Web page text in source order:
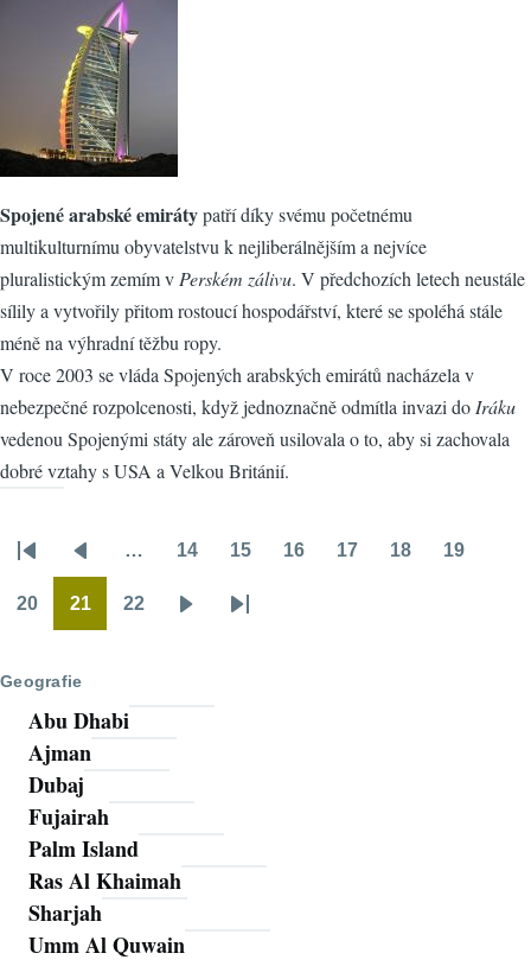
Spojené arabské emirátypatří díky svému početnému
multikulturnímu obyvatelstvu k nejliberálnějším a nejvíce
pluralistickým zemím v Perském zálivu. V předchozích letech neustále
sílily a vytvořily přitom rostoucí hospodářství, které se spoléhá stále
méně na výhradní těžbu ropy.
V roce 2003 se vláda Spojených arabských emirátů nacházela v
nebezpečné rozpolcenosti, když jednoznačně odmítla invazi do Iráku
vedenou Spojenými státy ale zároveň usilovala o to, aby si zachovala
dobré vztahy s USA a Velkou Británií.
Pagination
First
page
Předchozí
stránka
… 14 15 16 17 18 19
20 21
Stránka
22
NásledujícíPoslední
Geografie
Abu Dhabi
Ajman
Dubaj
Fujairah
Palm Island
Ras Al Khaimah
Sharjah
Umm Al Quwain